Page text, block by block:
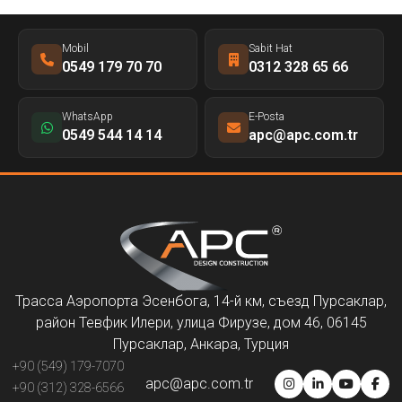
Mobil
0549 179 70 70
Sabit Hat
0312 328 65 66
WhatsApp
0549 544 14 14
E-Posta
apc@apc.com.tr
Трасса Аэропорта Эсенбога, 14-й км, съезд Пурсаклар,
район Тевфик Илери, улица Фирузе, дом 46, 06145
Пурсаклар, Анкара, Турция
+90 (549) 179-7070
+90 (312) 328-6566
apc@apc.com.tr